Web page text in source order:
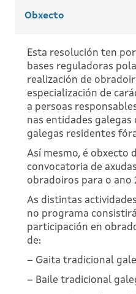
Obxecto
Esta resolución ten
bases reguladoras
realización de
especialización de
a persoas
nas entidades galegas
galegas residentes
Así mesmo, é obxecto
convocatoria de
obradoiros para o ano
As distintas
no programa
participación en
de:
– Gaita tradicional
– Baile tradicional